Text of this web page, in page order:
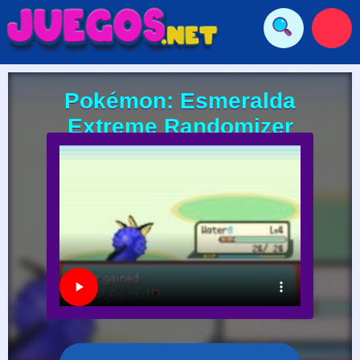
Pokémon: Esmeralda
Extreme Randomizer